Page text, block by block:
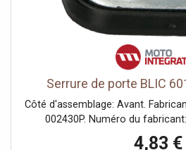
Serrure de porte BLIC
Côté d'assemblage: Avant.
002430P. Numéro du
4,83 €